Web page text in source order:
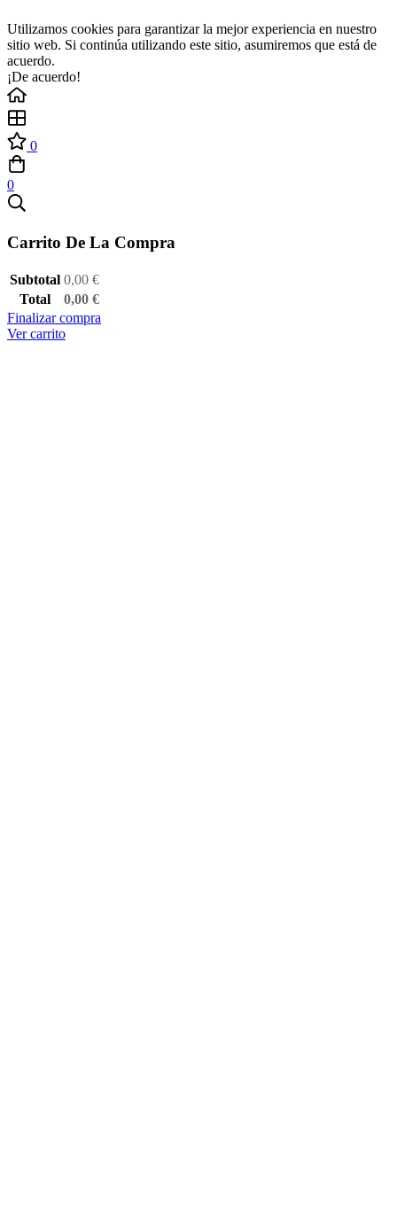
Utilizamos cookies para garantizar la mejor experiencia en nuestro
sitio web. Si continúa utilizando este sitio, asumiremos que está de
acuerdo.
¡De acuerdo!
0
0
Carrito De La Compra
Subtotal 0,00 €
Total
0,00 €
Finalizar compra
Ver carrito